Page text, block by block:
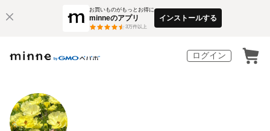
お買いものがもっとお得に
minneのアプリ
3万件以上
インストールする
ログイン